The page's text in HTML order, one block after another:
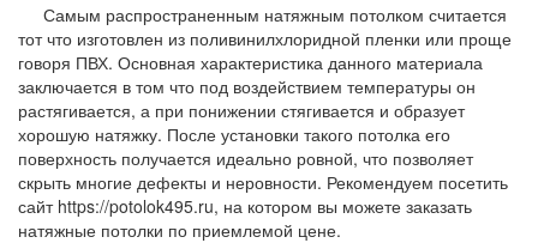
Самым распространенным натяжным потолком считается
тот что изготовлен из поливинилхлоридной пленки или проще
говоря ПВХ. Основная характеристика данного материала
заключается в том что под воздействием температуры он
растягивается, а при понижении стягивается и образует
хорошую натяжку. После установки такого потолка его
поверхность получается идеально ровной, что позволяет
скрыть многие дефекты и неровности. Рекомендуем посетить
сайт https://potolok495.ru, на котором вы можете заказать
натяжные потолки по приемлемой цене.